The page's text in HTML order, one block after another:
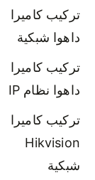
تركيب كاميرا
داهوا شبكية
تركيب كاميرا
داهوا نظام IP
تركيب كاميرا
Hikvision
شبكية